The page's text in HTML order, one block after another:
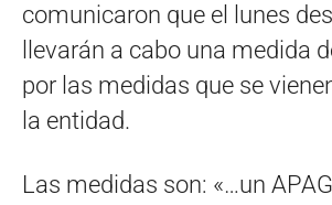
comunicaron que el lunes
llevarán a cabo una medida
por las medidas que se
la entidad.
Las medidas son: «…un